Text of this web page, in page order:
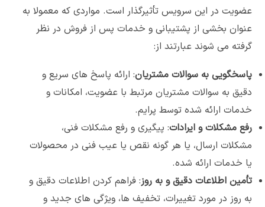
عضویت در این سرویس تأثیرگذار است. مواردی که معمولا به
عنوان بخشی از پشتیبانی و خدمات پس از فروش در نظر
گرفته می شوند عبارتند از:
پاسخگویی به سوالات مشتریان: ارائه پاسخ های سریع و
دقیق به سوالات مشتریان مرتبط با عضویت، امکانات و
خدمات ارائه شده توسط پرایم.
رفع مشکلات و ایرادات: پیگیری و رفع مشکلات فنی،
مشکلات ارسال، یا هر گونه نقص یا عیب فنی در محصولات
یا خدمات ارائه شده.
تأمین اطلاعات دقیق و به روز: فراهم کردن اطلاعات دقیق و
به روز در مورد تغییرات، تخفیف ها، ویژگی های جدید و